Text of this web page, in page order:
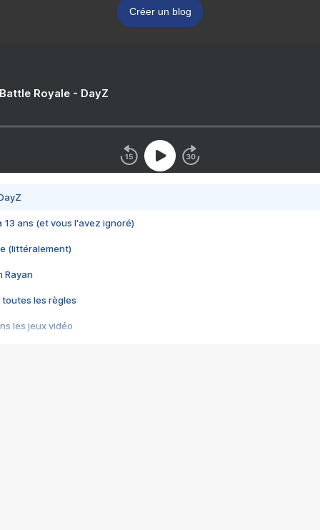
Créer un blog
Royale - DayZ
13 ans (et vous l'avez ignoré)
(littéralement)
Rayan
toutes les règles
les jeux vidéo